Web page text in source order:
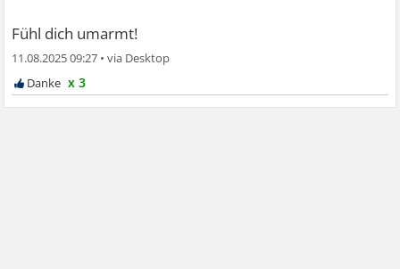
Fühl dich umarmt!
11.08.2025 09:27 •
x 3